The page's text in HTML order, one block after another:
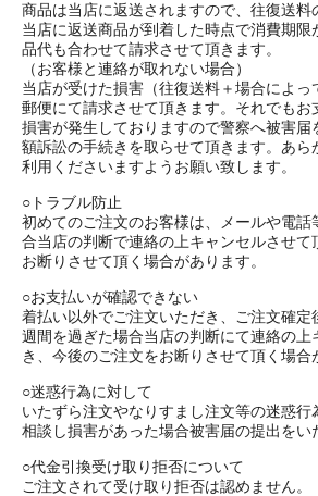
商品は当店に返送されますので、往復送料
当店に返送商品が到着した時点で消費期限
品代も合わせて請求させて頂きます。
（お客様と連絡が取れない場合）
当店が受けた損害（往復送料＋場合によっ
郵便にて請求させて頂きます。それでもお
損害が発生しておりますので警察へ被害届
額訴訟の手続きを取らせて頂きます。あら
利用くださいますようお願い致します。
○トラブル防止
初めてのご注文のお客様は、メールや電話
合当店の判断で連絡の上キャンセルさせて
お断りさせて頂く場合があります。
○お支払いが確認できない
着払い以外でご注文いただき、ご注文確定
週間を過ぎた場合当店の判断にて連絡の上
き、今後のご注文をお断りさせて頂く場合
○迷惑行為に対して
いたずら注文やなりすまし注文等の迷惑行
相談し損害があった場合被害届の提出をい
○代金引換受け取り拒否について
ご注文されて受け取り拒否は認めません。